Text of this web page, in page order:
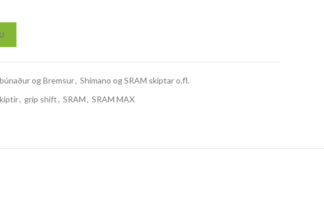
og Bremsur, Shimano og SRAM skiptar o.fl.
, grip shift, SRAM, SRAM MAX